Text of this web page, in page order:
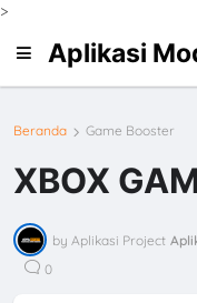
>
Aplikasi
Beranda Game Booster
XBOX
by Aplikasi Project
0